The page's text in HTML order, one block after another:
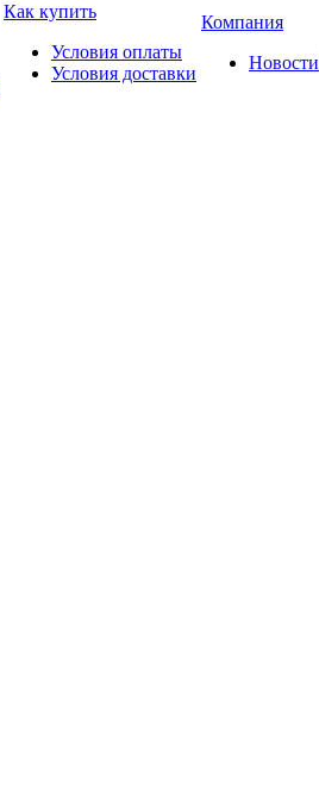
Как купить
Условия оплаты
Условия доставки
Компания
Новости